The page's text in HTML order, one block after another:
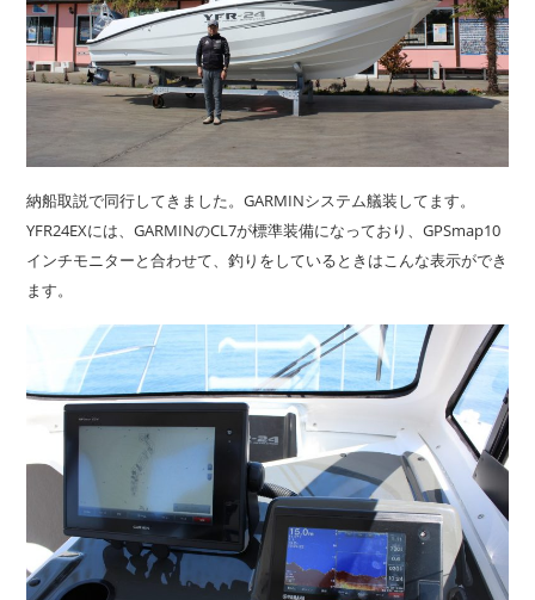
納船取説で同行してきました。GARMINシステム艤装してます。
YFR24EXには、GARMINのCL7が標準装備になっており、GPSmap10
インチモニターと合わせて、釣りをしているときはこんな表示ができ
ます。